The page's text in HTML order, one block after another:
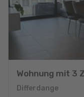
Wohnung mit 3
Differdange